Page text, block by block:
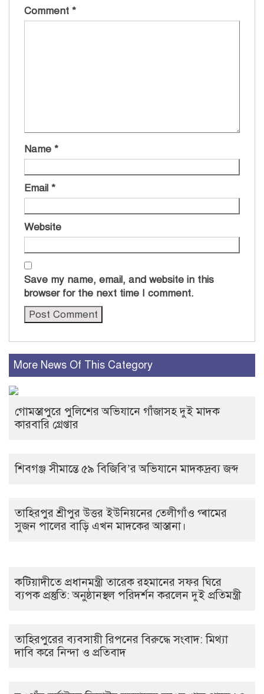
Comment *
Name *
Email *
Website
Save my name, email, and website in this
browser for the next time I comment.
More News Of This Category
গোমস্তাপুরে পুলিশের অভিযানে গাঁজাসহ দুই মাদক
কারবারি গ্রেপ্তার
শিবগঞ্জ সীমান্তে ৫৯ বিজিবি’র অভিযানে মাদকদ্রব্য জব্দ
তাহিরপুর শ্রীপুর উত্তর ইউনিয়নের তেলীগাঁও গ্ৰামের
সুজন পালের বাড়ি এখন মাদকের আস্তানা।
কটিয়াদীতে প্রধানমন্ত্রী তারেক রহমানের সফর ঘিরে
ব্যপক প্রস্তুতি: অনুষ্ঠানস্থল পরিদর্শন করলেন দুই প্রতিমন্ত্রী
তাহিরপুরের ব্যবসায়ী রিপনের বিরুদ্ধে সংবাদ: মিথ্যা
দাবি করে নিন্দা ও প্রতিবাদ